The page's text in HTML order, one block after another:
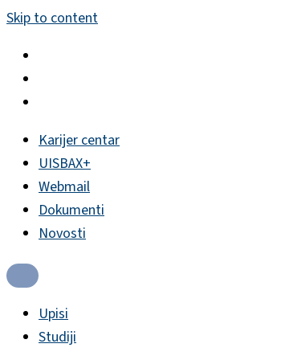
Skip to content
Karijer centar
UISBAX+
Webmail
Dokumenti
Novosti
Upisi
Studiji